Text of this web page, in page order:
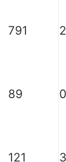
791 2
89
121